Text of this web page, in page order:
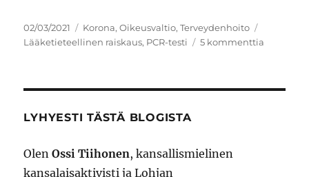
Julkaistu
02/03/2021 Kategoriat
Korona,Oikeusvaltio,Terveydenhoito
Lääketieteellinen raiskaus, PCR-testi 5 kommenttia
LYHYESTI TÄSTÄ BLOGISTA
OlenOssi Tiihonen, kansallismielinen
kansalaisaktivisti ja Lohjan